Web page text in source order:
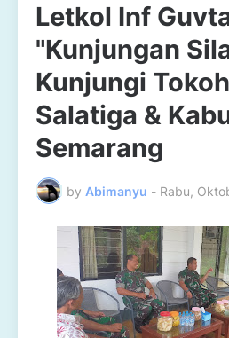
Letkol Inf
"Kunjungan
Kunjungi
Salatiga &
Semarang
by Abimanyu - Rabu,